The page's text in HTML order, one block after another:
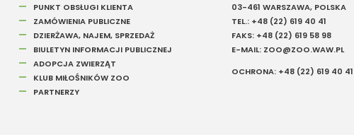
PUNKT OBSŁUGI KLIENTA
ZAMÓWIENIA PUBLICZNE
DZIERŻAWA, NAJEM, SPRZEDAŻ
BIULETYN INFORMACJI PUBLICZNEJ
ADOPCJA ZWIERZĄT
KLUB MIŁOŚNIKÓW ZOO
PARTNERZY
03-461 WARSZAWA, POLSKA
TEL.: +48 (22) 619 40 41
FAKS: +48 (22) 619 58 98
E-MAIL: ZOO@ZOO.WAW.PL
OCHRONA: +48 (22) 619 40 41